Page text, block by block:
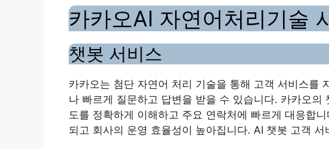
카카오AI 자연어처리기술
챗봇 서비스
카카오는 첨단 자연어 처리 기술을 통해 고객 서비스를
나 빠르게 질문하고 답변을 받을 수 있습니다. 카카오의
도를 정확하게 이해하고 주요 연락처에 빠르게 대응합
되고 회사의 운영 효율성이 높아집니다. AI 챗봇 고객 서